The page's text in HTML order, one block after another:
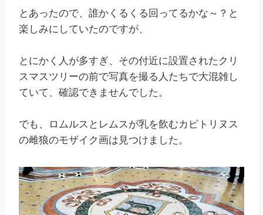
とあったので、誰かくるくる回ってるかな～？と
楽しみにしていたのですが、
とにかく人が多すぎ、その付近に設置されたクリ
スマスツリーの前で写真を撮る人たちで大混雑し
ていて、確認できませんでした。
でも、ロムルスとレムスが乳を飲むカピトリヌス
の雌狼のモザイク画は見つけました。